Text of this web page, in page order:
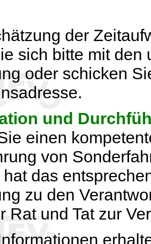
der
sich bitte mit den
oder schicken
und
einen
von
hat das
zu den
Rat und Tat zur